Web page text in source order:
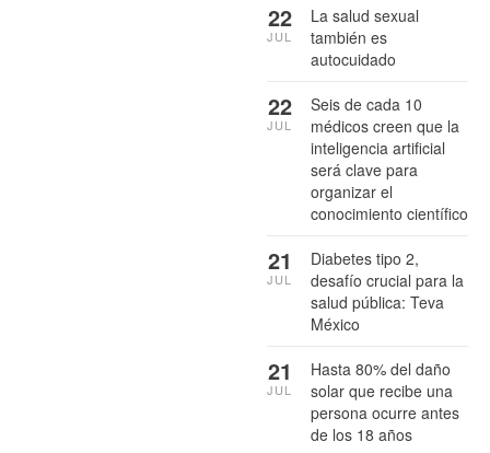
La salud sexual
también es
autocuidado
22
JUL
Seis de cada 10
médicos creen que la
inteligencia artificial
será clave para
organizar el
conocimiento científico
22
JUL
Diabetes tipo 2,
desafío crucial para la
salud pública: Teva
México
21
JUL
Hasta 80% del daño
solar que recibe una
persona ocurre antes
de los 18 años
21
JUL